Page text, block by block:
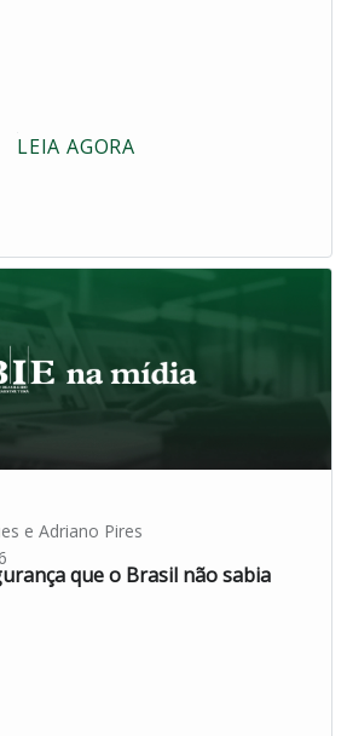
LEIA AGORA
e Adriano Pires
que o Brasil não sabia